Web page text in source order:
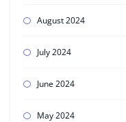
August 2024
July 2024
June 2024
May 2024